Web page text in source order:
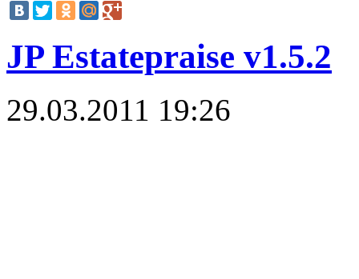
JP Estatepraise v1.5.2
29.03.2011 19:26